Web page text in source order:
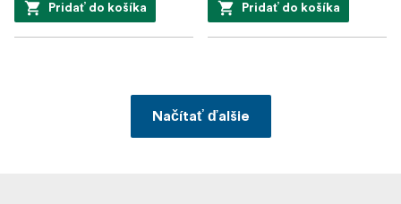
Pridať do košíka Pridať do košíka
Načítať ďalšie